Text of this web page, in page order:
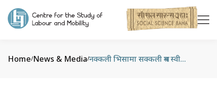
Home/News & Media/ नक्कली भिसामा सक्कली श्रम स्वीकृति